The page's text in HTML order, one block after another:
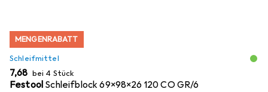
MENGENRABATT
Schleifmittel
EUR
7,68 bei 4 Stück
Festool Schleifblock 69x98x26 120 CO GR/6